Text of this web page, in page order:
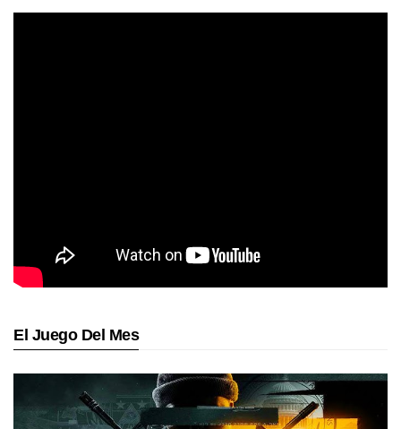
El Juego Del Mes